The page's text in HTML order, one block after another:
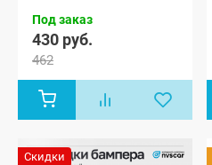
Под заказ
430 руб.
462
Скидки